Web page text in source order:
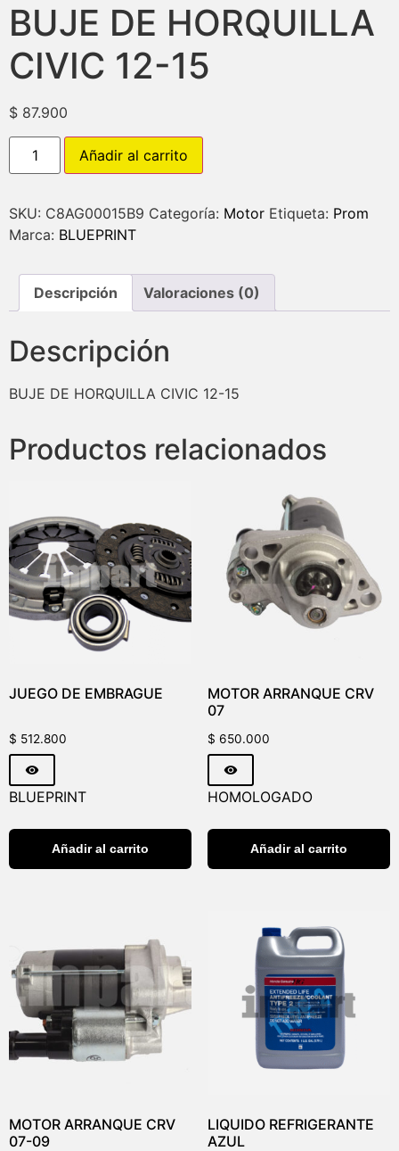
BUJE DE HORQUILLA
CIVIC 12-15
$ 87.900
Añadir al carrito
SKU: C8AG00015B9 Categoría: Motor Etiqueta: Prom
Marca: BLUEPRINT
Descripción Valoraciones (0)
Descripción
BUJE DE HORQUILLA CIVIC 12-15
Productos relacionados
JUEGO DE EMBRAGUE
$ 512.800
BLUEPRINT
Añadir al carrito
MOTOR ARRANQUE CRV
07
$ 650.000
HOMOLOGADO
Añadir al carrito
MOTOR ARRANQUE CRV
07-09
LIQUIDO REFRIGERANTE
AZUL